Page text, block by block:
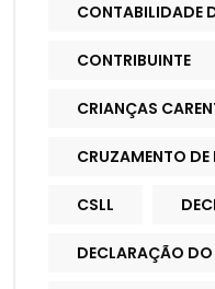
CONTABILIDADE
CONTRIBUINTE
CRIANÇAS
CRUZAMENTO
CSLL
DECLARAÇÃO DO